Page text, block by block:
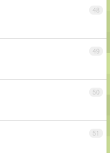
48
49
50
51